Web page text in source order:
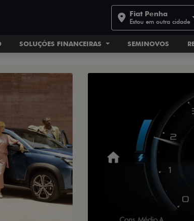
Fiat Penha
Estou em outra cidade
SOLUÇÕES FINANCEIRAS SEMINOVOS